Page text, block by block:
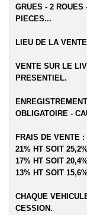
GRUES - 2
PIECES...
LIEU DE LA
VENTE SUR LE
PRESENTIEL.
OBLIGATOIRE -
FRAIS DE VENTE :
21% HT SOIT
17% HT SOIT
13% HT SOIT
CHAQUE
CESSION.